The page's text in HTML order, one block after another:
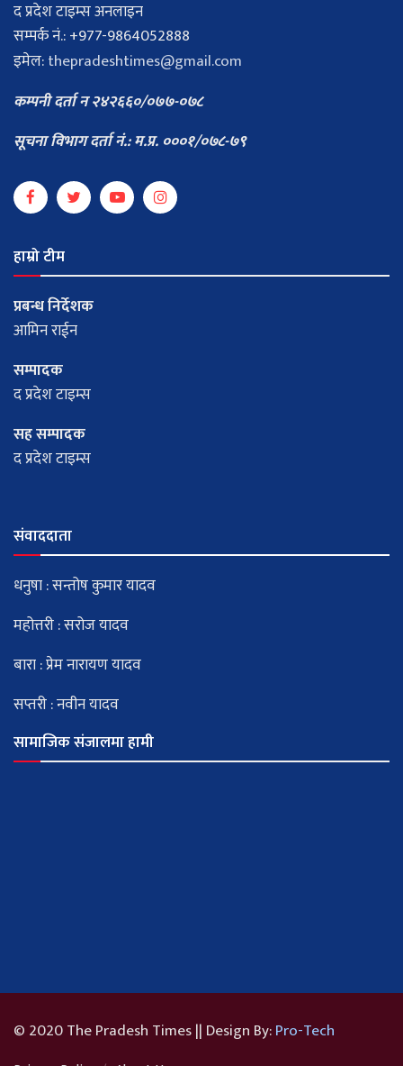
द प्रदेश टाइम्स अनलाइन
सम्पर्क नं.: +977-9864052888
इमेल:thepradeshtimes@gmail.com
कम्पनी दर्ता न २४२६६०/०७७-०७८
सूचना विभाग दर्ता नं.: म.प्र. ०००१/०७८-७९
हाम्रो टीम
प्रबन्ध निर्देशक
आमिन राईन
सम्पादक
द प्रदेश टाइम्स
सह सम्पादक
द प्रदेश टाइम्स
संवाददाता
धनुषा : सन्तोष कुमार यादव
महोत्तरी : सरोज यादव
बारा : प्रेम नारायण यादव
सप्तरी : नवीन यादव
सामाजिक संजालमा हामी
© 2020 The Pradesh Times || Design By:Pro-Tech